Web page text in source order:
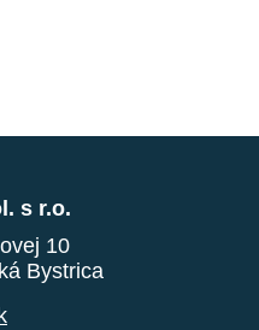
s r.o.
10
Bystrica